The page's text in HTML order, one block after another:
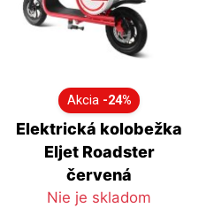
Akcia -24%
Elektrická kolobežka
Eljet Roadster
červená
Nie je skladom